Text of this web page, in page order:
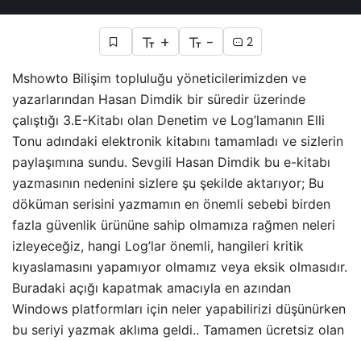
+ - 2
Mshowto Bilişim topluluğu yöneticilerimizden ve
yazarlarından Hasan Dimdik bir süredir üzerinde
çalıştığı 3.E-Kitabı olan Denetim ve Log’lamanın Elli
Tonu adındaki elektronik kitabını tamamladı ve sizlerin
paylaşımına sundu. Sevgili Hasan Dimdik bu e-kitabı
yazmasının nedenini sizlere şu şekilde aktarıyor; Bu
döküman serisini yazmamın en önemli sebebi birden
fazla güvenlik ürününe sahip olmamıza rağmen neleri
izleyeceğiz, hangi Log’lar önemli, hangileri kritik
kıyaslamasını yapamıyor olmamız veya eksik olmasıdır.
Buradaki açığı kapatmak amacıyla en azından
Windows platformları için neler yapabilirizi düşünürken
bu seriyi yazmak aklıma geldi.. Tamamen ücretsiz olan